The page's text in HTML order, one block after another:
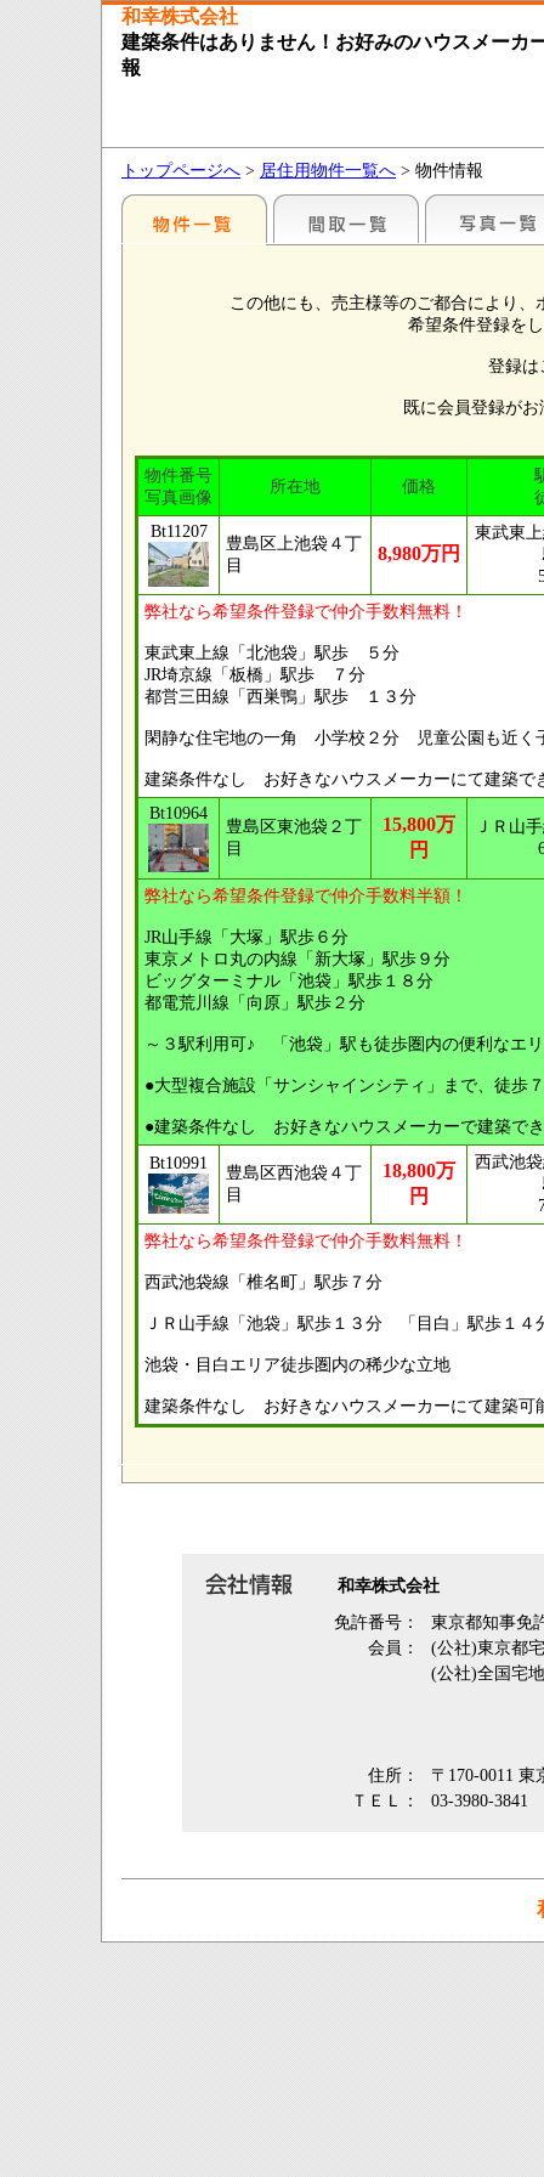
和幸株式会社
建築条件はありません！お好みのハウスメーカ
報
トップページへ > 居住用物件一覧へ > 物件情報
この他にも、売主様等のご都合により
希望条件登録を
登録
既に会員登録が
物件番号
写真画像
所在地 価格
Bt11207
豊島区上池袋４丁
目
8,980万円
東武東
弊社なら希望条件登録で仲介手数料無料！
東武東上線「北池袋」駅歩 ５分
JR埼京線「板橋」駅歩 ７分
都営三田線「西巣鴨」駅歩 １３分
閑静な住宅地の一角 小学校２分 児童公園も近く
建築条件なし お好きなハウスメーカーにて建築で
Bt10964
豊島区東池袋２丁
目
15,800万
円
ＪＲ山
弊社なら希望条件登録で仲介手数料半額！
JR山手線「大塚」駅歩６分
東京メトロ丸の内線「新大塚」駅歩９分
ビッグターミナル「池袋」駅歩１８分
都電荒川線「向原」駅歩２分
～３駅利用可♪ 「池袋」駅も徒歩圏内の便利なエ
●大型複合施設「サンシャインシティ」まで、徒歩
●建築条件なし お好きなハウスメーカーで建築で
Bt10991
豊島区西池袋４丁
目
18,800万
円
西武池
弊社なら希望条件登録で仲介手数料無料！
西武池袋線「椎名町」駅歩７分
ＪＲ山手線「池袋」駅歩１３分 「目白」駅歩１４
池袋・目白エリア徒歩圏内の稀少な立地
建築条件なし お好きなハウスメーカーにて建築可
和幸株式会社
免許番号：
東京都知事免
会員：
(公社)東京都
(公社)全国宅
住所：
〒170-0011
ＴＥＬ：
03-3980-3841